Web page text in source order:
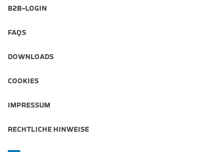
B2B-LOGIN
FAQS
DOWNLOADS
COOKIES
IMPRESSUM
RECHTLICHE HINWEISE